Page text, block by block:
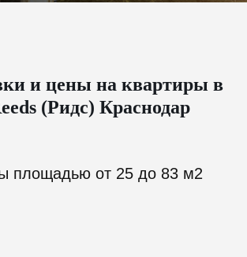
и цены на квартиры в
(Ридс) Краснодар
площадью от 25 до 83 м2